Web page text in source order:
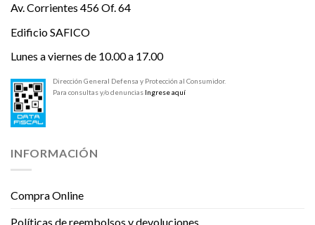
Av. Corrientes 456 Of. 64
Edificio SAFICO
Lunes a viernes de 10.00 a 17.00
Dirección General Defensa y Protección al Consumidor.
Para consultas y/o denuncias Ingrese aquí
INFORMACIÓN
Compra Online
Políticas de reembolsos y devoluciones